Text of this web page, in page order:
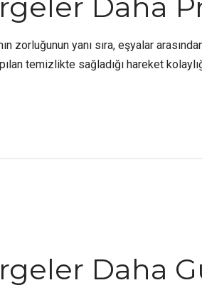
zorluğunun yanı sıra, eşyalar
temizlikte sağladığı hareket
Daha